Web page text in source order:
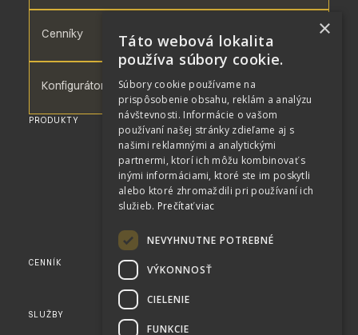
Cenníky
Konfigurátor
PRODUKTY
WPC DOSKY
WPC TERASA
WPC FASÁDA
WPC PLOTY
WPC TERASA PRE BAZÉN
RENOLIT
SLNOLAMY
AKUSTICKÉ PANELY
FLEXY PANELY
CENNÍK
KONFIGURÁTOR
KOMPLETNÝ CENNÍK
KATALÓG
VZORKY
SLUŽBY
VIZUALIZÁCIE
×
Táto webová lokalita
používa súbory cookie.
Súbory cookie používame na
prispôsobenie obsahu, reklám a analýzu
návštevnosti. Informácie o vašom
používaní našej stránky zdieľame aj s
našimi reklamnými a analytickými
partnermi, ktorí ich môžu kombinovať s
inými informáciami, ktoré ste im poskytli
alebo ktoré zhromaždili pri používaní ich
služieb. Prečítať viac
NEVYHNUTNE POTREBNÉ
VÝKONNOSŤ
CIELENIE
FUNKCIE